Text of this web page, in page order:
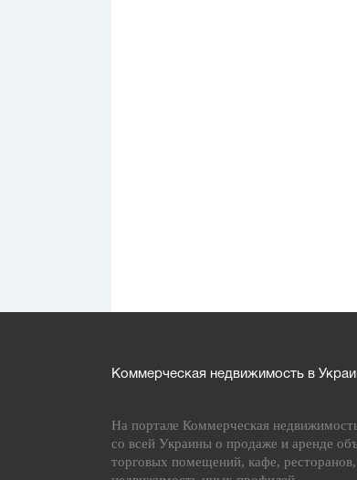
Коммерческая недвижимость в
На портале Коммерческая
со всей Украины о продаже и аренде
торговых помещений, кафе,